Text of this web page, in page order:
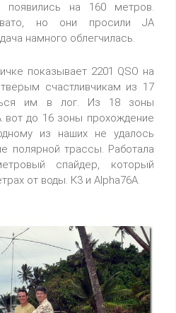
на 160 метров.
но они просили JA
намного облегчилась.
показывает 2201 QSO на
счастливчикам из 17
им в лог. Из 18 зоны
вот до 16 зоны прохождение
из наших не удалось
полярной трассы. Работала
спайдер, который
от воды. К3 и Alpha76A.